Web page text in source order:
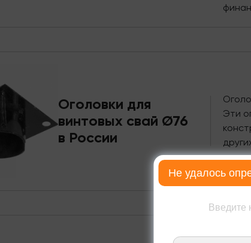
Оголовки для
винтовых свай Ø76
в России
Эти
Не удалось
Введите